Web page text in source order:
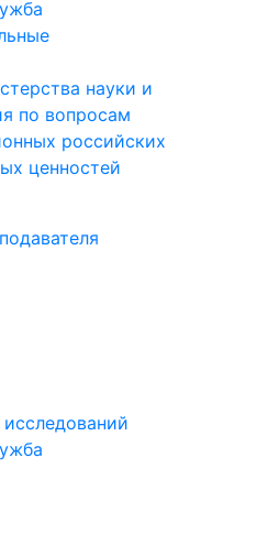
науки и
по вопросам
российских
ценностей